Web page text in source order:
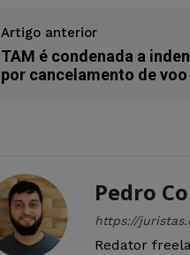
Artigo anterior
TAM é condenada a
por cancelamento de voo
Pedro
https://
Redator